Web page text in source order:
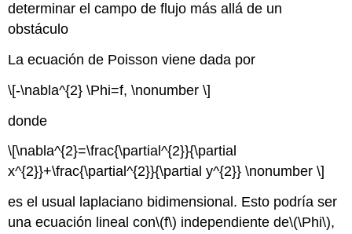
determinar el campo de flujo más allá de un
obstáculo
La ecuación de Poisson viene dada por
\[-\nabla^{2} \Phi=f, \nonumber \]
donde
\[\nabla^{2}=\frac{\partial^{2}}{\partial
x^{2}}+\frac{\partial^{2}}{\partial y^{2}} \nonumber \]
es el usual laplaciano bidimensional. Esto podría ser
una ecuación lineal con\(f\) independiente de\(\Phi\),